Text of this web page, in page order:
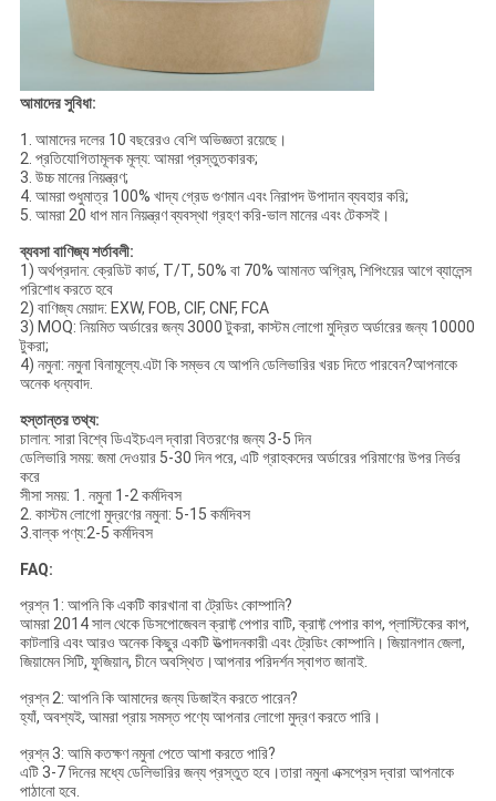
আমাদের সুবিধা:
1. আমাদের দলের 10 বছরেরও বেশি অভিজ্ঞতা রয়েছে।
2. প্রতিযোগিতামূলক মূল্য: আমরা প্রস্তুতকারক;
3. উচ্চ মানের নিয়ন্ত্রণ;
4. আমরা শুধুমাত্র 100% খাদ্য গ্রেড গুণমান এবং নিরাপদ উপাদান ব্যবহার করি;
5. আমরা 20 ধাপ মান নিয়ন্ত্রণ ব্যবস্থা গ্রহণ করি-ভাল মানের এবং টেকসই।
ব্যবসা বাণিজ্য শর্তাবলী:
1) অর্থপ্রদান: ক্রেডিট কার্ড, T/T, 50% বা 70% আমানত অগ্রিম, শিপিংয়ের আগে ব্যালেন্স
পরিশোধ করতে হবে
2) বাণিজ্য মেয়াদ: EXW, FOB, CIF, CNF, FCA
3) MOQ: নিয়মিত অর্ডারের জন্য 3000 টুকরা, কাস্টম লোগো মুদ্রিত অর্ডারের জন্য 10000
টুকরা;
4) নমুনা: নমুনা বিনামূল্যে.এটা কি সম্ভব যে আপনি ডেলিভারির খরচ দিতে পারবেন?আপনাকে
অনেক ধন্যবাদ.
হস্তান্তর তথ্য:
চালান: সারা বিশ্বে ডিএইচএল দ্বারা বিতরণের জন্য 3-5 দিন
ডেলিভারি সময়: জমা দেওয়ার 5-30 দিন পরে, এটি গ্রাহকদের অর্ডারের পরিমাণের উপর নির্ভর
করে
সীসা সময়: 1. নমুনা 1-2 কর্মদিবস
2. কাস্টম লোগো মুদ্রণের নমুনা: 5-15 কর্মদিবস
3.বাল্ক পণ্য:2-5 কর্মদিবস
FAQ:
প্রশ্ন 1: আপনি কি একটি কারখানা বা ট্রেডিং কোম্পানি?
আমরা 2014 সাল থেকে ডিসপোজেবল ক্রাফ্ট পেপার বাটি, ক্রাফ্ট পেপার কাপ, প্লাস্টিকের কাপ,
কাটলারি এবং আরও অনেক কিছুর একটি উত্পাদনকারী এবং ট্রেডিং কোম্পানি। জিয়ানগান জেলা,
জিয়ামেন সিটি, ফুজিয়ান, চীনে অবস্থিত।আপনার পরিদর্শন স্বাগত জানাই.
প্রশ্ন 2: আপনি কি আমাদের জন্য ডিজাইন করতে পারেন?
হ্যাঁ, অবশ্যই, আমরা প্রায় সমস্ত পণ্যে আপনার লোগো মুদ্রণ করতে পারি।
প্রশ্ন 3: আমি কতক্ষণ নমুনা পেতে আশা করতে পারি?
এটি 3-7 দিনের মধ্যে ডেলিভারির জন্য প্রস্তুত হবে।তারা নমুনা এক্সপ্রেস দ্বারা আপনাকে
পাঠানো হবে.